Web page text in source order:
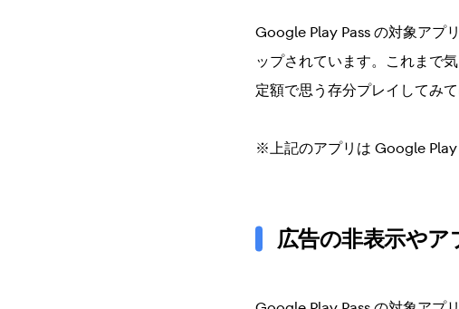
Google Play Pass の対象アプ
ップされています。これまで
定額で思う存分プレイしてみ
※上記のアプリは Google Play
広告の非表示や